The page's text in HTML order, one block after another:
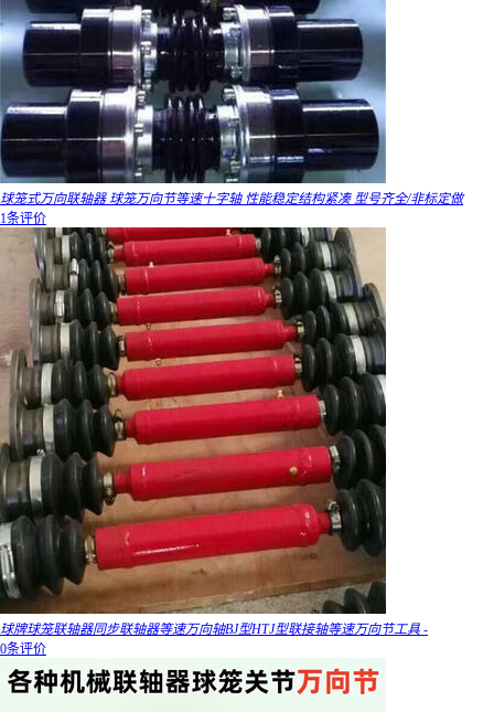
球笼式万向联轴器 球笼万向节等速十字轴 性能稳定结构紧凑 型号齐全/非标定做
1条评价
球牌球笼联轴器同步联轴器等速万向轴BJ型HTJ型联接轴等速万向节工具 -
0条评价